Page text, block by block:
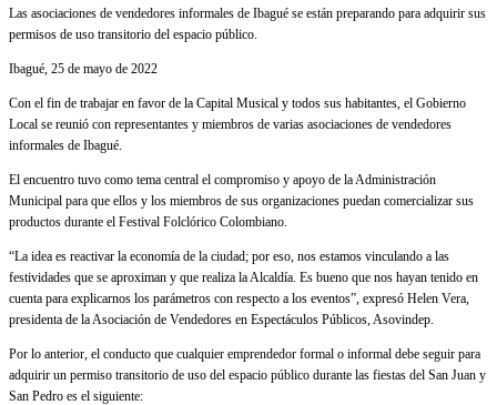
Las asociaciones de vendedores informales de Ibagué se están preparando para adquirir sus
permisos de uso transitorio del espacio público.
Ibagué, 25 de mayo de 2022
Con el fin de trabajar en favor de la Capital Musical y todos sus habitantes, el Gobierno
Local se reunió con representantes y miembros de varias asociaciones de vendedores
informales de Ibagué.
El encuentro tuvo como tema central el compromiso y apoyo de la Administración
Municipal para que ellos y los miembros de sus organizaciones puedan comercializar sus
productos durante el Festival Folclórico Colombiano.
“La idea es reactivar la economía de la ciudad; por eso, nos estamos vinculando a las
festividades que se aproximan y que realiza la Alcaldía. Es bueno que nos hayan tenido en
cuenta para explicarnos los parámetros con respecto a los eventos”, expresó Helen Vera,
presidenta de la Asociación de Vendedores en Espectáculos Públicos, Asovindep.
Por lo anterior, el conducto que cualquier emprendedor formal o informal debe seguir para
adquirir un permiso transitorio de uso del espacio público durante las fiestas del San Juan y
San Pedro es el siguiente: